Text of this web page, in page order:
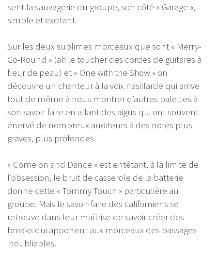
sent la sauvagerie du groupe, son côté « Garage »,
simple et excitant.
Sur les deux sublimes morceaux que sont « Merry-
Go-Round » (ah le toucher des cordes de guitares à
fleur de peau) et « One with the Show » on
découvre un chanteur à la voix nasillarde qui arrive
tout de même à nous montrer d’autres palettes à
son savoir-faire en allant des aigus qui ont souvent
énervé de nombreux auditeurs à des notes plus
graves, plus profondes.
« Come on and Dance » est entêtant, à la limite de
l’obsession, le bruit de casserole de la batterie
donne cette « Tommy Touch » particulière au
groupe. Mais le savoir-faire des californiens se
retrouve dans leur maîtrise de savoir créer des
breaks qui apportent aux morceaux des passages
inoubliables.